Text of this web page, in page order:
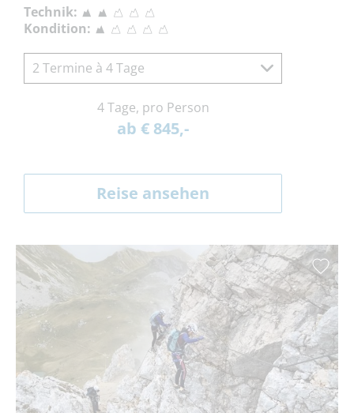
Technik:
Kondition:
2 Termine à 4 Tage
4 Tage, pro Person
ab € 845,-
Reise ansehen